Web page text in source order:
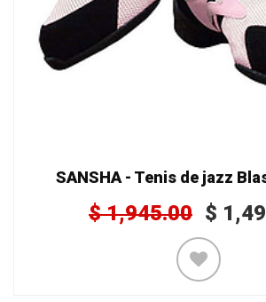
SANSHA - Tenis de jazz
$1,945.00 $